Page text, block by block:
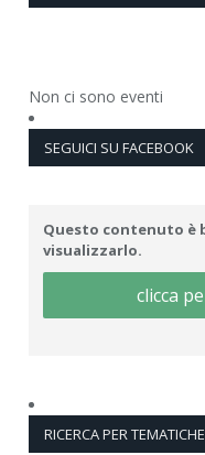
Non ci sono eventi
SEGUICI SU FACEBOOK
Questo contenuto è
visualizzarlo.
clicca
RICERCA PER TEMATICHE